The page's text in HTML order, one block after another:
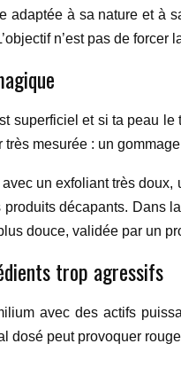
adaptée à sa nature et
n’est pas de forcer
superficiel et si ta peau
mesurée : un
un exfoliant très
décapants.
douce, validée par un
trop agressifs
avec des actifs
dosé peut provoquer